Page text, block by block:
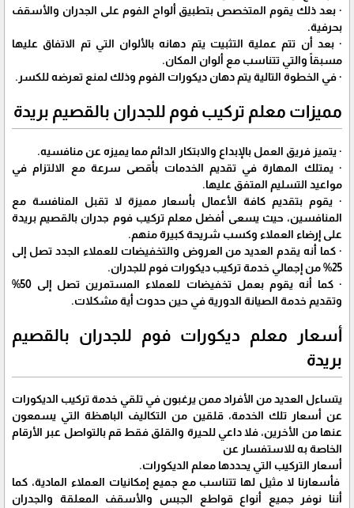
· بعد ذلك يقوم المتخصص بتطبيق ألواح الفوم على الجدران والأسقف
بحرفية.
· بعد أن تتم عملية التثبيت يتم دهانه بالألوان التي تم الاتفاق عليها
مسبقاً والتي تتناسب مع ألوان المكان.
· في الخطوة التالية يتم دهان ديكورات الفوم وذلك لمنع تعرضه للكسر.
مميزات معلم تركيب فوم للجدران بالقصيم بريدة
· يتميز فريق العمل بالإبداع والابتكار الدائم مما يميزه عن منافسيه.
· يمتلك المهارة في تقديم الخدمات بأقصى سرعة مع الالتزام في
مواعيد التسليم المتفق عليها.
· يقوم بتقديم كافة الأعمال بأسعار مميزة لا تقبل المنافسة مع
المنافسين، حيث يسعى أفضل معلم تركيب فوم جدران بالقصيم بريدة
على إرضاء العملاء وكسب شريحة كبيرة منهم.
· كما أنه يقدم العديد من العروض والتخفيضات للعملاء الجدد تصل إلى
25% من إجمالي خدمة تركيب ديكورات فوم للجدران.
· كما أنه يقوم بعمل تخفيضات للعملاء المستمرين تصل إلى 50%
وتقديم خدمة الصيانة الدورية في حين حدوث أية مشكلات.
أسعار معلم ديكورات فوم للجدران بالقصيم
بريدة
يتساءل العديد من الأفراد ممن يرغبون في تلقي خدمة تركيب الديكورات
عن أسعار تلك الخدمة، قلقين من التكاليف الباهظة التي يسمعون
عنها من الأخرين، فلا داعي للحيرة والقلق فقط قم بالتواصل عبر الأرقام
الخاصة به للاستفسار عن
أسعار التركيب التي يحددها معلم الديكورات.
فأسعارنا لا مثيل لها تتناسب مع جميع إمكانيات العملاء المادية، كما
أننا نوفر جميع أنواع قواطع الجبس والأسقف المعلقة والجدران